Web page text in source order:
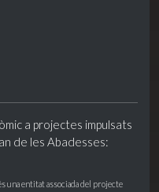
a projectes impulsats
de les Abadesses:
una entitat associada del projecte